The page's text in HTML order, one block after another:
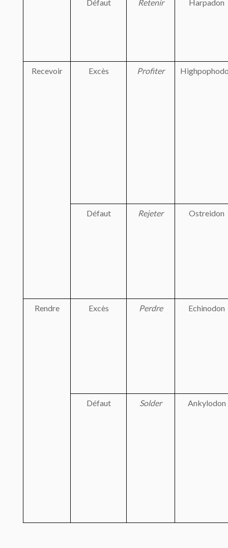
Défaut Retenir Harpadon
Recevoir Excès Profiter
Défaut Rejeter Ostreidon
Rendre Excès Perdre Echinodon
Défaut Solder Ankylodon